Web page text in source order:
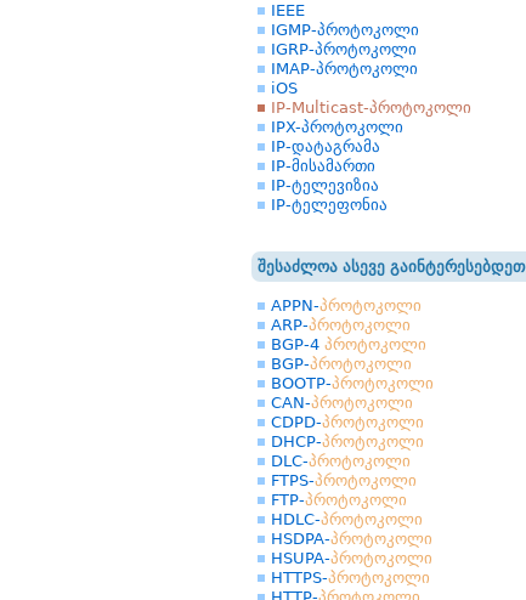
IEEE
IGMP-პროტოკოლი
IGRP-პროტოკოლი
IMAP-პროტოკოლი
iOS
IP-Multicast-პროტოკოლი
IPX-პროტოკოლი
IP-დატაგრამა
IP-მისამართი
IP-ტელევიზია
IP-ტელეფონია
შესაძლოა ასევე გაინტერესებდეთ
APPN-პროტოკოლი
ARP-პროტოკოლი
BGP-4 პროტოკოლი
BGP-პროტოკოლი
BOOTP-პროტოკოლი
CAN-პროტოკოლი
CDPD-პროტოკოლი
DHCP-პროტოკოლი
DLC-პროტოკოლი
FTPS-პროტოკოლი
FTP-პროტოკოლი
HDLC-პროტოკოლი
HSDPA-პროტოკოლი
HSUPA-პროტოკოლი
HTTPS-პროტოკოლი